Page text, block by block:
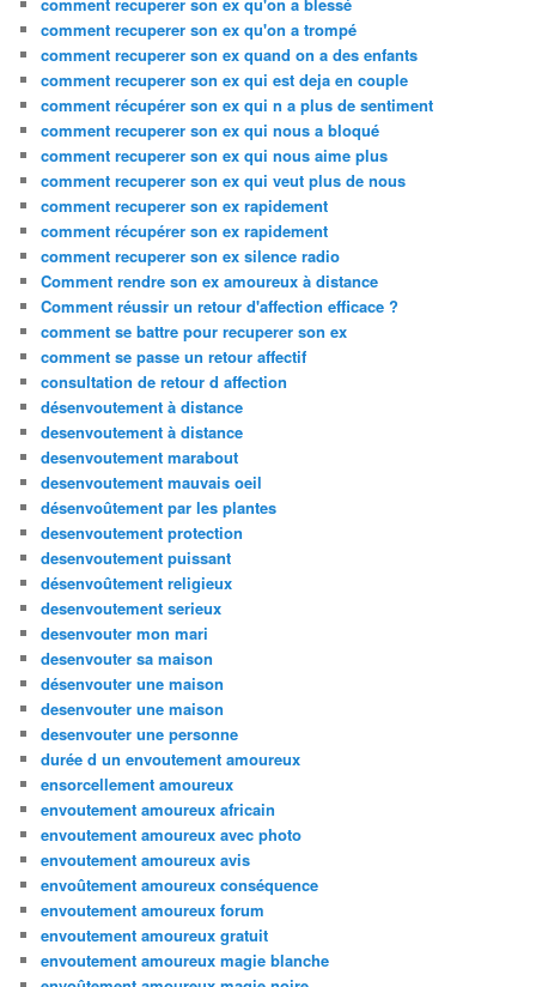
comment recuperer son ex qu'on a trompé
comment recuperer son ex quand on a des enfants
comment recuperer son ex qui est deja en couple
comment récupérer son ex qui n a plus de sentiment
comment recuperer son ex qui nous a bloqué
comment recuperer son ex qui nous aime plus
comment recuperer son ex qui veut plus de nous
comment recuperer son ex rapidement
comment récupérer son ex rapidement
comment recuperer son ex silence radio
Comment rendre son ex amoureux à distance
Comment réussir un retour d'affection efficace ?
comment se battre pour recuperer son ex
comment se passe un retour affectif
consultation de retour d affection
désenvoutement à distance
desenvoutement à distance
desenvoutement marabout
desenvoutement mauvais oeil
désenvoûtement par les plantes
desenvoutement protection
desenvoutement puissant
désenvoûtement religieux
desenvoutement serieux
desenvouter mon mari
desenvouter sa maison
désenvouter une maison
desenvouter une maison
desenvouter une personne
durée d un envoutement amoureux
ensorcellement amoureux
envoutement amoureux africain
envoutement amoureux avec photo
envoutement amoureux avis
envoûtement amoureux conséquence
envoutement amoureux forum
envoutement amoureux gratuit
envoutement amoureux magie blanche